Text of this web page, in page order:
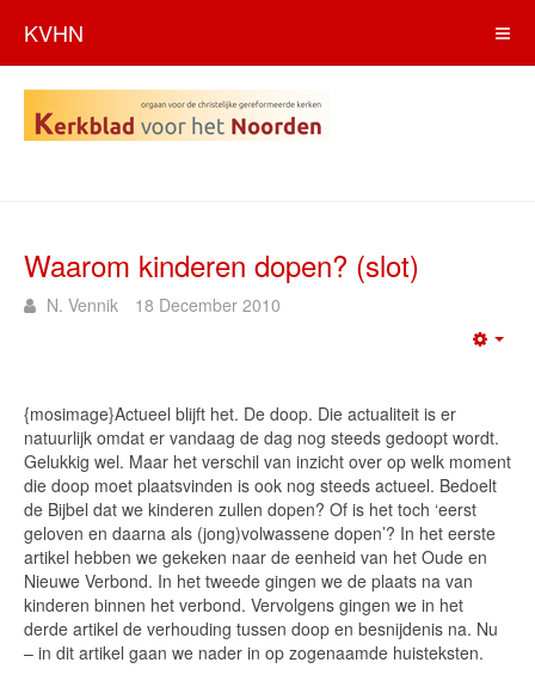
KVHN
Waarom kinderen dopen? (slot)
N. Vennik 18 December 2010
{mosimage}Actueel blijft het. De doop. Die actualiteit is er
natuurlijk omdat er vandaag de dag nog steeds gedoopt wordt.
Gelukkig wel. Maar het verschil van inzicht over op welk moment
die doop moet plaatsvinden is ook nog steeds actueel. Bedoelt
de Bijbel dat we kinderen zullen dopen? Of is het toch ‘eerst
geloven en daarna als (jong)volwassene dopen’? In het eerste
artikel hebben we gekeken naar de eenheid van het Oude en
Nieuwe Verbond. In het tweede gingen we de plaats na van
kinderen binnen het verbond. Vervolgens gingen we in het
derde artikel de verhouding tussen doop en besnijdenis na. Nu
– in dit artikel gaan we nader in op zogenaamde huisteksten.